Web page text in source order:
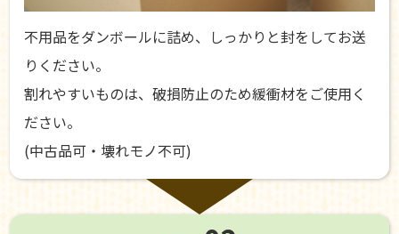
不用品をダンボールに詰め、しっかりと封をしてお送
りください。
割れやすいものは、破損防止のため緩衝材をご使用く
ださい。
(中古品可・壊れモノ不可)